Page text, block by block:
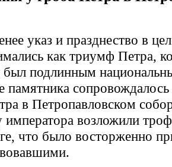
указ и празднество в
как триумф Петра,
был подлинным
памятника
в Петропавловском
императора возложили
что было восторженно